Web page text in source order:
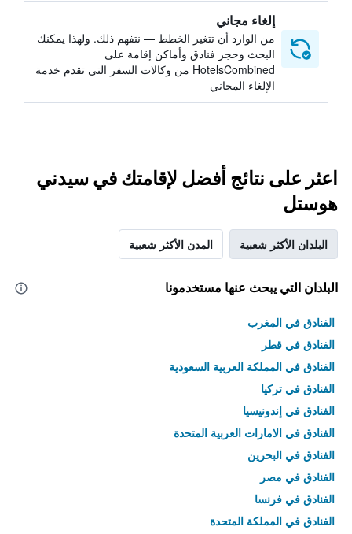
إلغاء مجاني
من الوارد أن تتغير الخطط — نتفهم ذلك. ولهذا يمكنك
البحث وحجز فنادق وأماكن إقامة على
HotelsCombined من وكالات السفر التي تقدم خدمة
الإلغاء المجاني
اعثر على نتائج أفضل لإقامتك في سيدني
هوستل
البلدان الأكثر شعبية المدن الأكثر شعبية
البلدان التي يبحث عنها مستخدمونا
الفنادق في المغرب
الفنادق في قطر
الفنادق في المملكة العربية السعودية
الفنادق في تركيا
الفنادق في إندونيسيا
الفنادق في الامارات العربية المتحدة
الفنادق في البحرين
الفنادق في مصر
الفنادق في فرنسا
الفنادق في المملكة المتحدة